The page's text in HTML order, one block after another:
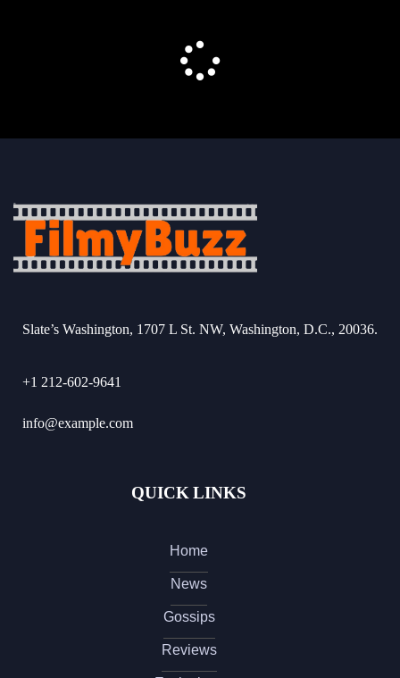
Slate’s Washington, 1707 L St. NW, Washington, D.C., 20036.
+1 212-602-9641
info@example.com
QUICK LINKS
Home
News
Gossips
Reviews